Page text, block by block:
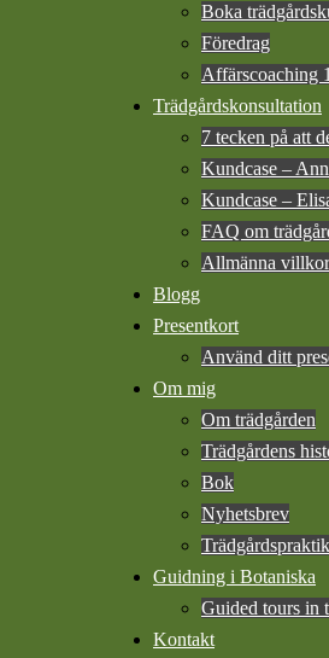
Boka
Föredrag
Affärscoaching
Trädgårdskonsultation
7 tecken på att
Kundcase –
Kundcase –
FAQ om
Allmänna villkor
Blogg
Presentkort
Använd ditt
Om mig
Om trädgården
Trädgårdens
Bok
Nyhetsbrev
Guidning i Botaniska
Guided tours in
Kontakt